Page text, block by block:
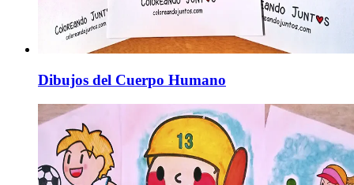
Dibujos del Cuerpo Humano